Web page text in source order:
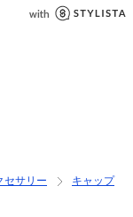
セサリー
キャップ